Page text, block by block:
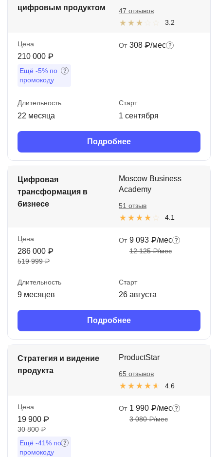
цифровым продуктом
3.2
47 отзывов
Цена
210 000 ₽
Ещё -5% по
промокоду
От 308 ₽/мес
Длительность
22 месяца
Старт
1 сентября
Подробнее
Цифровая
трансформация в
бизнесе
Moscow Business
Academy
4.1
51 отзыв
Цена
286 000 ₽
519 999 ₽
От 9 093 ₽/мес
12 125 ₽/мес
Длительность
9 месяцев
Старт
26 августа
Подробнее
Стратегия и видение
продукта
ProductStar
4.6
65 отзывов
Цена
19 900 ₽
30 800 ₽
Ещё -41% по
промокоду
От 1 990 ₽/мес
3 080 ₽/мес